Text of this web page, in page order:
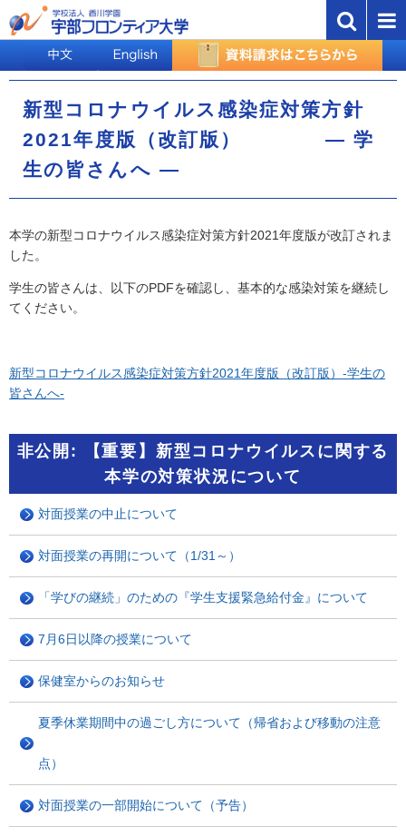
新型コロナウイルス感染症対策方針
2021年度版（改訂版） ― 学
生の皆さんへ ―
本学の新型コロナウイルス感染症対策方針2021年度版が改訂されま
した。
学生の皆さんは、以下のPDFを確認し、基本的な感染対策を継続し
てください。
新型コロナウイルス感染症対策方針2021年度版（改訂版）-学生の
皆さんへ-
非公開: 【重要】新型コロナウイルスに関する
本学の対策状況について
対面授業の中止について
対面授業の再開について（1/31～）
「学びの継続」のための『学生支援緊急給付金』について
7月6日以降の授業について
保健室からのお知らせ
夏季休業期間中の過ごし方について（帰省および移動の注意
点）
対面授業の一部開始について（予告）